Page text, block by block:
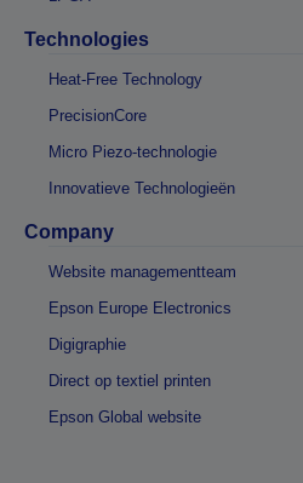
Technologies
Heat-Free Technology
PrecisionCore
Micro Piezo-technologie
Innovatieve Technologieën
Company
Website managementteam
Epson Europe Electronics
Digigraphie
Direct op textiel printen
Epson Global website